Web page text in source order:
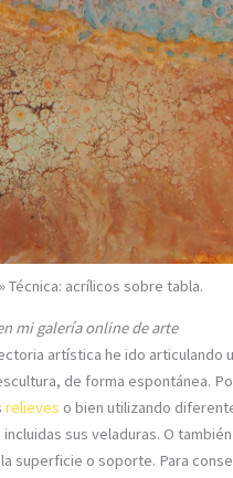
Técnica: acrílicos sobre tabla.
mi galería online de arte
artística he ido articulando
de forma espontánea.
relieves o bien utilizando
sus veladuras. O
superficie o soporte. Para